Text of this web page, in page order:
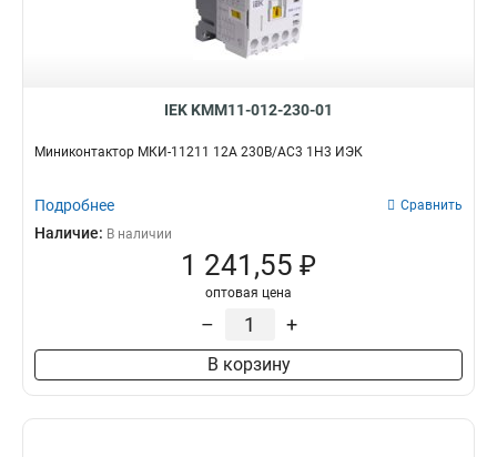
IEK KMM11-012-230-01
Миниконтактор МКИ-11211 12А 230В/АС3 1Н3 ИЭК
Подробнее Сравнить
Наличие: В наличии
1 241,55 ₽
оптовая цена
– +
В корзину